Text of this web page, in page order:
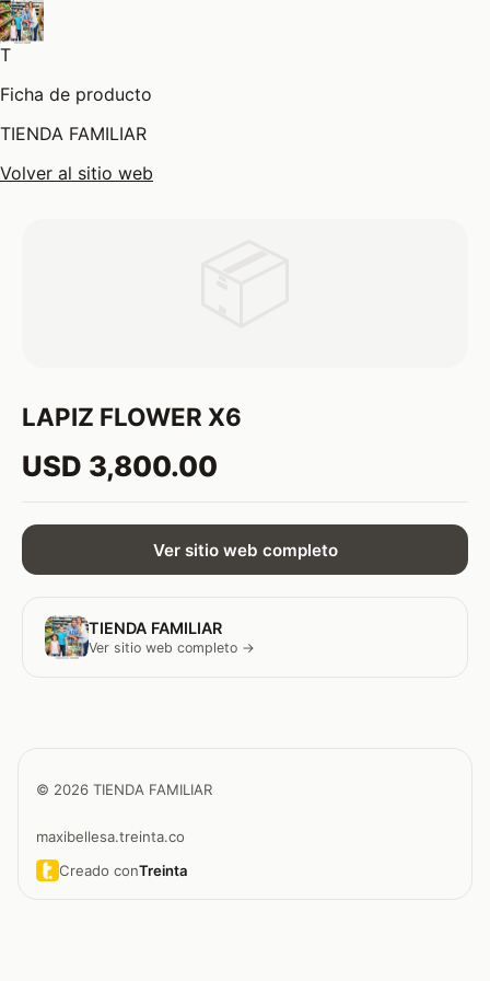
T
Ficha de producto
TIENDA FAMILIAR
Volver al sitio web
LAPIZ FLOWER X6
USD 3,800.00
Ver sitio web completo
TIENDA FAMILIAR
Ver sitio web completo →
© 2026 TIENDA FAMILIAR
maxibellesa.treinta.co
Creado conTreinta